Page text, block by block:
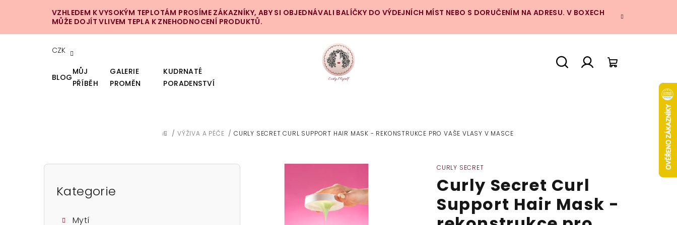
VZHLEDEM K VYSOKÝM TEPLOTÁM PROSÍME ZÁKAZNÍKY, ABY SI OBJEDNÁVALI BALÍČKY DO VÝDEJNÍCH MÍST NEBO S DORUČENÍM NA ADRESU. V BOXECH
MŮŽE DOJÍT VLIVEM TEPLA K ZNEHODNOCENÍ PRODUKTŮ.
CZK
BLOG
MŮJ
PŘÍBĚH
GALERIE
PROMĚN
KUDRNATÉ
PORADENSTVÍ
DOMŮ
/ VÝŽIVA A PÉČE / CURLY SECRET CURL SUPPORT HAIR MASK - REKONSTRUKCE PRO VAŠE VLASY V MASCE
P
Přeskočit
kategorie
Kategorie
Mytí
CURLY SECRET
Curly Secret Curl
Support Hair Mask -